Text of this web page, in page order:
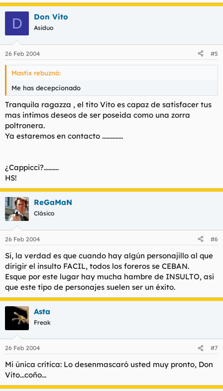
D Don Vito
Asiduo
26 Feb 2004 #5
Mastix rebuznó:
Me has decepcionado
Tranquila ragazza , el tito Vito es capaz de satisfacer tus
mas intimos deseos de ser poseida como una zorra
poltronera.
Ya estaremos en contacto ..............
¿Cappicci?..........
HS!
ReGaMaN
Clásico
26 Feb 2004 #6
Si, la verdad es que cuando hay algún personajillo al que
dirigir el insulto FACIL, todos los foreros se CEBAN.
Esque por este lugar hay mucha hambre de INSULTO, asi
que este tipo de personajes suelen ser un éxito.
Asta
Freak
26 Feb 2004 #7
Mi única crítica: Lo desenmascaró usted muy pronto, Don
Vito...coño...